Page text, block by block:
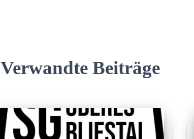
Verwandte Beiträge